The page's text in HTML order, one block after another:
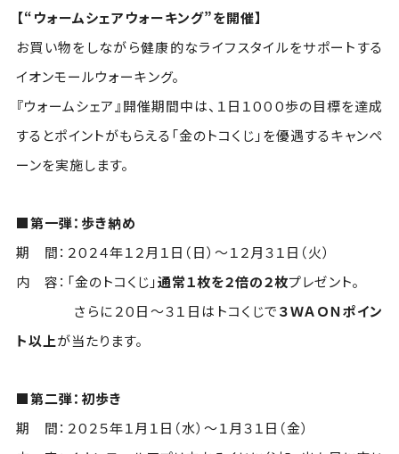
【“ウォームシェアウォーキング”を開催】
お買い物をしながら健康的なライフスタイルをサポートする
イオンモールウォーキング。
『ウォームシェア』開催期間中は、１日１０００歩の目標を達成
するとポイントがもらえる「金のトコくじ」を優遇するキャンペ
ーンを実施します。
■第一弾：歩き納め
期 間：２０２４年１２月１日（日）～１２月３１日（火）
内 容：「金のトコくじ」通常１枚を２倍の２枚プレゼント。
さらに２０日～３１日はトコくじで３ＷＡＯＮポイン
ト以上が当たります。
■第二弾：初歩き
期 間：２０２５年１月１日（水）～１月３１日（金）